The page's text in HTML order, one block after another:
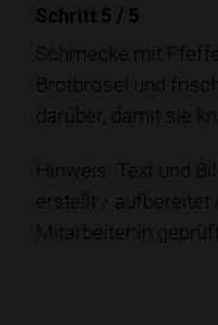
Schritt 5 / 5
Schmecke mit
Brotbrösel und
darüber, damit sie
Hinweis: Text und
erstellt / aufbereitet
Mitarbeiter:in geprüft.